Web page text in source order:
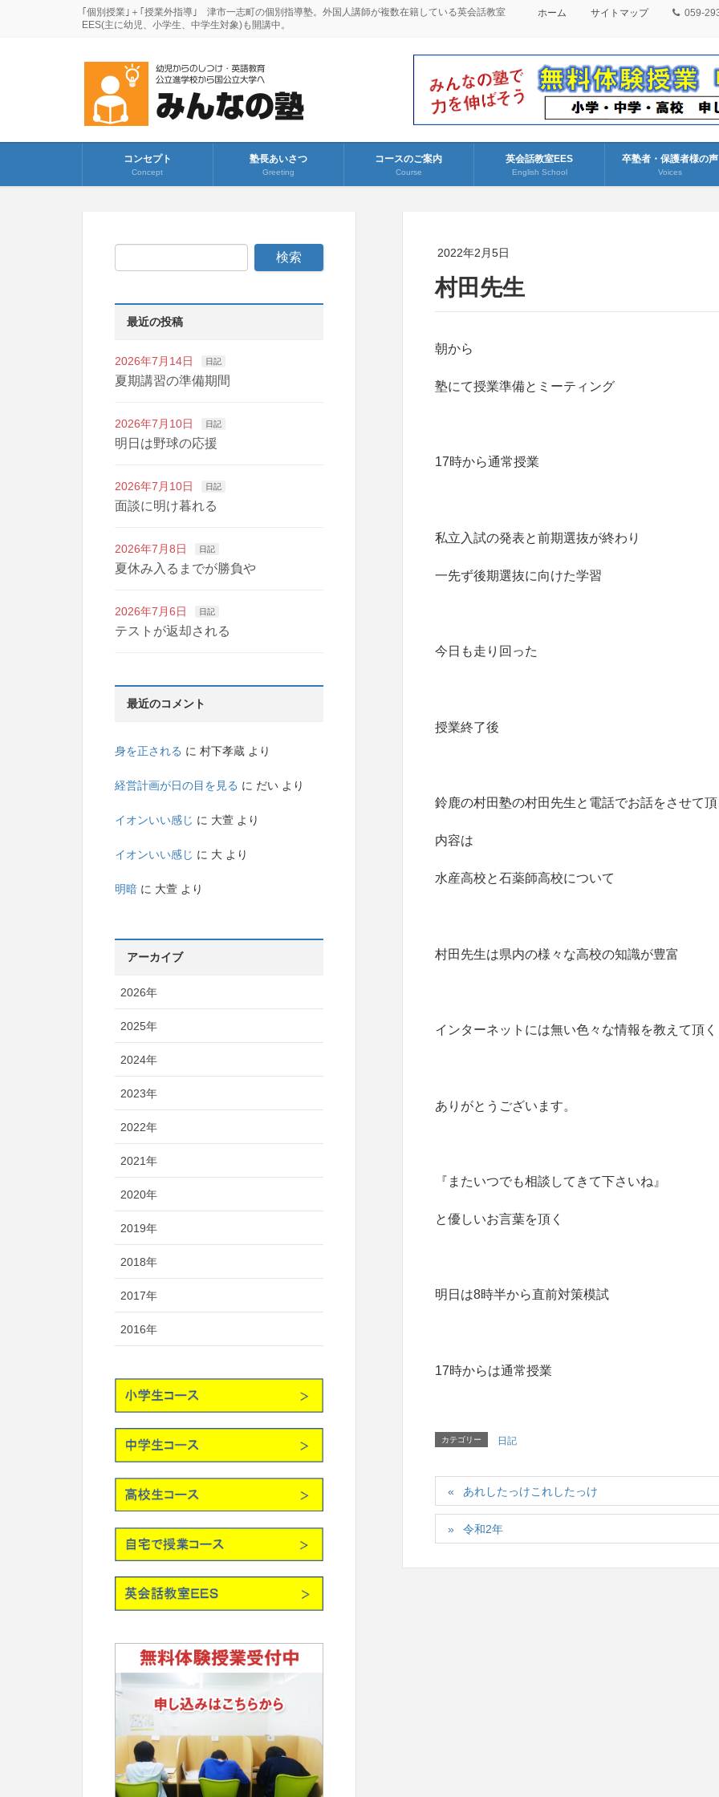
｢個別授業｣＋｢授業外指導｣ 津市一志町の個別指導塾。外国人講師が複数在籍している英会話教室
EES(主に幼児、小学生、中学生対象)も開講中。
ホーム サイトマップ 059-
コンセプト
Concept
塾長あいさつ
Greeting
コースのご案内
Course
英会話教室EES
English School
卒塾者・保護者様の声
Voices
2022年2月5日
村田先生
朝から
塾にて授業準備とミーティング
17時から通常授業
私立入試の発表と前期選抜が終わり
一先ず後期選抜に向けた学習
今日も走り回った
授業終了後
鈴鹿の村田塾の村田先生と電話でお話をさせて
内容は
水産高校と石薬師高校について
村田先生は県内の様々な高校の知識が豊富
インターネットには無い色々な情報を教えて頂く
ありがとうございます。
『またいつでも相談してきて下さいね』
と優しいお言葉を頂く
明日は8時半から直前対策模試
17時からは通常授業
カテゴリー 日記
あれしたっけこれしたっけ
令和2年
最近の投稿
2026年7月14日 日記
夏期講習の準備期間
2026年7月10日 日記
明日は野球の応援
2026年7月10日 日記
面談に明け暮れる
2026年7月8日 日記
夏休み入るまでが勝負や
2026年7月6日 日記
テストが返却される
最近のコメント
身を正される に 村下孝蔵 より
経営計画が日の目を見る に だい より
イオンいい感じ に 大萱 より
イオンいい感じ に 大 より
明暗 に 大萱 より
アーカイブ
2026年
2025年
2024年
2023年
2022年
2021年
2020年
2019年
2018年
2017年
2016年